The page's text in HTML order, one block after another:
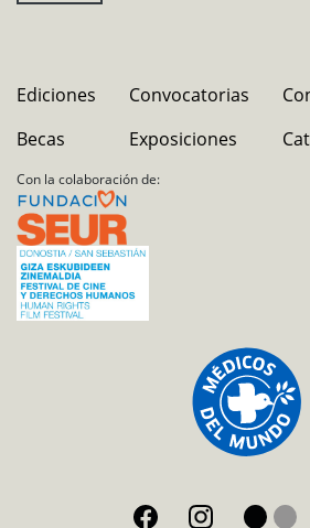
Ediciones
Becas
Convocatorias
Exposiciones
Con la colaboración de: